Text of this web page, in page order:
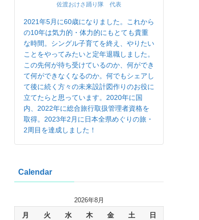
佐渡おけさ踊り隊 代表
2021年5月に60歳になりました。これから
の10年は気力的・体力的にもとても貴重
な時間。シングル子育てを終え、やりたい
ことをやってみたいと定年退職しました。
この先何が待ち受けているのか、何ができ
て何ができなくなるのか。何でもシェアし
て後に続く方々の未来設計図作りのお役に
立てたらと思っています。2020年に国
内、2022年に総合旅行取扱管理者資格を
取得。2023年2月に日本全県めぐりの旅・
2周目を達成しました！
Calendar
2026年8月
月 火 水 木 金 土 日